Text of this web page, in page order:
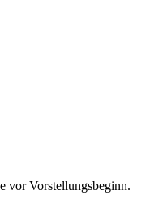
vor Vorstellungsbeginn.